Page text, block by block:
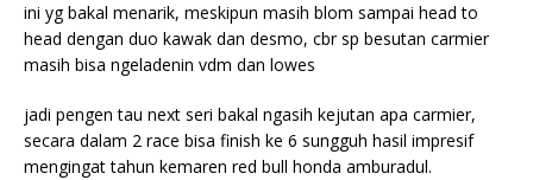
ini yg bakal menarik, meskipun masih blom sampai head to
head dengan duo kawak dan desmo, cbr sp besutan carmier
masih bisa ngeladenin vdm dan lowes
jadi pengen tau next seri bakal ngasih kejutan apa carmier,
secara dalam 2 race bisa finish ke 6 sungguh hasil impresif
mengingat tahun kemaren red bull honda amburadul.